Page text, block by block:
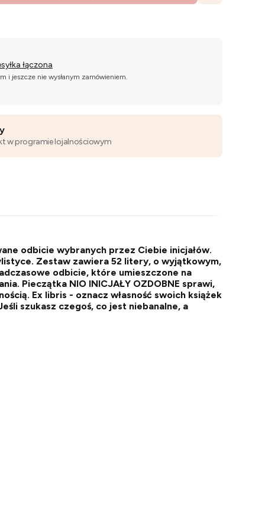
łączona
i jeszcze nie wysłanym zamówieniem.
w programie lojalnościowym
odbicie wybranych przez Ciebie inicjałów.
Zestaw zawiera 52 litery, o wyjątkowym,
odbicie, które umieszczone na
Pieczątka NIO INICJAŁY OZDOBNE sprawi,
Ex libris - oznacz własność swoich książek
szukasz czegoś, co jest niebanalne, a